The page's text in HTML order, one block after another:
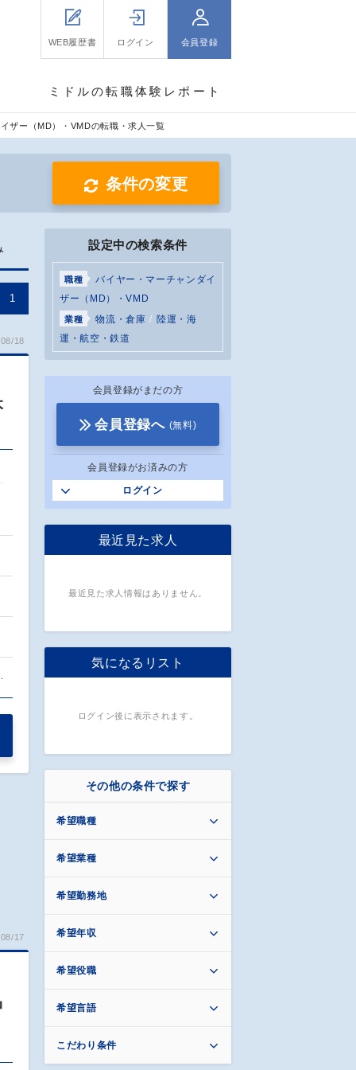
WEB履歴書 ログイン 会員登録
ミドルの転職体験レポート
ザー（MD）・VMDの転職・求人一覧
条件の変更
1
18
17
設定中の検索条件
職種
バイヤー・マーチャンダイ
ザー（MD）・VMD
業種 物流・倉庫
陸運・海
運・航空・鉄道
会員登録がまだの方
会員登録へ (無料)
会員登録がお済みの方
ログイン
最近見た求人
最近見た求人情報はありません。
気になるリスト
ログイン後に表示されます。
その他の条件で探す
希望職種
希望業種
希望勤務地
希望年収
希望役職
希望言語
こだわり条件